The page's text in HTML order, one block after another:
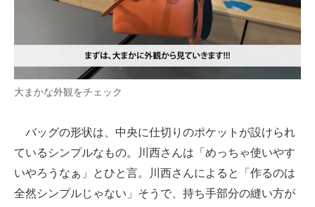
大まかな外観をチェック
バッグの形状は、中央に仕切りのポケットが設けられ
ているシンプルなもの。川西さんは「めっちゃ使いやす
いやろうなぁ」とひと言。川西さんによると「作るのは
全然シンプルじゃない」そうで、持ち手部分の縫い方が